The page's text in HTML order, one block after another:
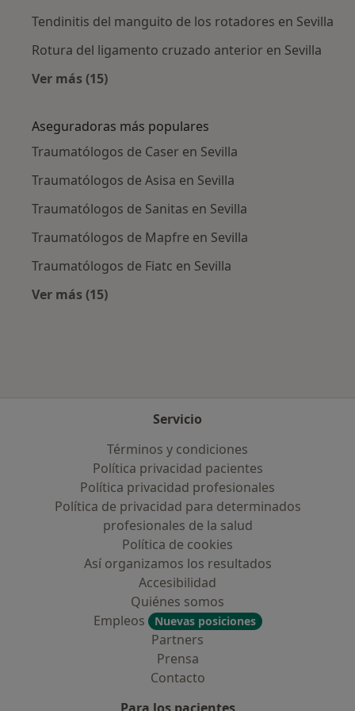
Tendinitis del manguito de los rotadores en Sevilla
Rotura del ligamento cruzado anterior en Sevilla
Ver más (15)
Aseguradoras más populares
Traumatólogos de Caser en Sevilla
Traumatólogos de Asisa en Sevilla
Traumatólogos de Sanitas en Sevilla
Traumatólogos de Mapfre en Sevilla
Traumatólogos de Fiatc en Sevilla
Ver más (15)
Servicio
Términos y condiciones
Política privacidad pacientes
Política privacidad profesionales
Política de privacidad para determinados
profesionales de la salud
Política de cookies
Así organizamos los resultados
Accesibilidad
Quiénes somos
Empleos
Nuevas posiciones
Partners
Prensa
Contacto